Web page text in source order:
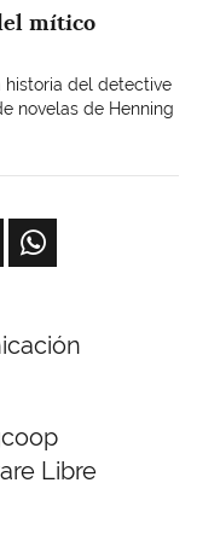
mítico
historia del detective
novelas de Henning
Libre